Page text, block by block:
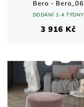
Bero - Bero_06
DODÁNÍ 1-4 TÝDNY
3 916 Kč